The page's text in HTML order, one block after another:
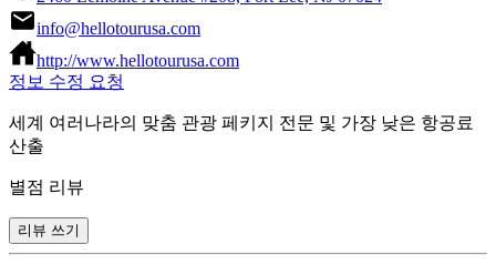
info@hellotourusa.com
http://www.hellotourusa.com
정보 수정 요청
세계 여러나라의 맞춤 관광 페키지 전문 및 가장 낮은 항공료
산출
별점 리뷰
리뷰 쓰기